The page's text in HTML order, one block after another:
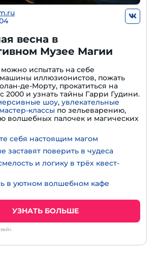
весна в
Музее Магии
можно испытать на себе
иллюзионистов, пожать
де-Морту, прокатиться на
2000 и узнать тайны Гарри Гудини.
шоу, увлекательные
мастер-классы по зельеварению,
волшебных палочек и магических
себя настоящим магом
заставят поверить в чудеса
и логику в трёх квест-
в уютном волшебном кафе
УЗНАТЬ БОЛЬШЕ